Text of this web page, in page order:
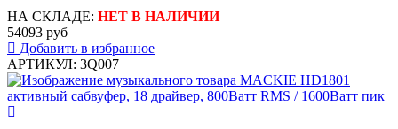
НА СКЛАДЕ: НЕТ В НАЛИЧИИ
54093 руб
Добавить в избранное
АРТИКУЛ: 3Q007